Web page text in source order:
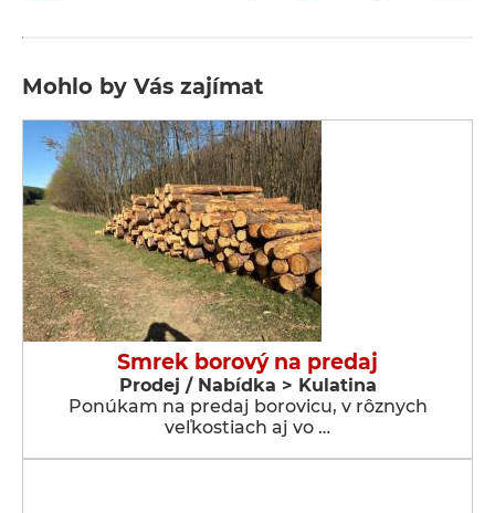
Mohlo by Vás zajímat
Smrek borový na predaj
Prodej / Nabídka > Kulatina
Ponúkam na predaj borovicu, v rôznych
veľkostiach aj vo …